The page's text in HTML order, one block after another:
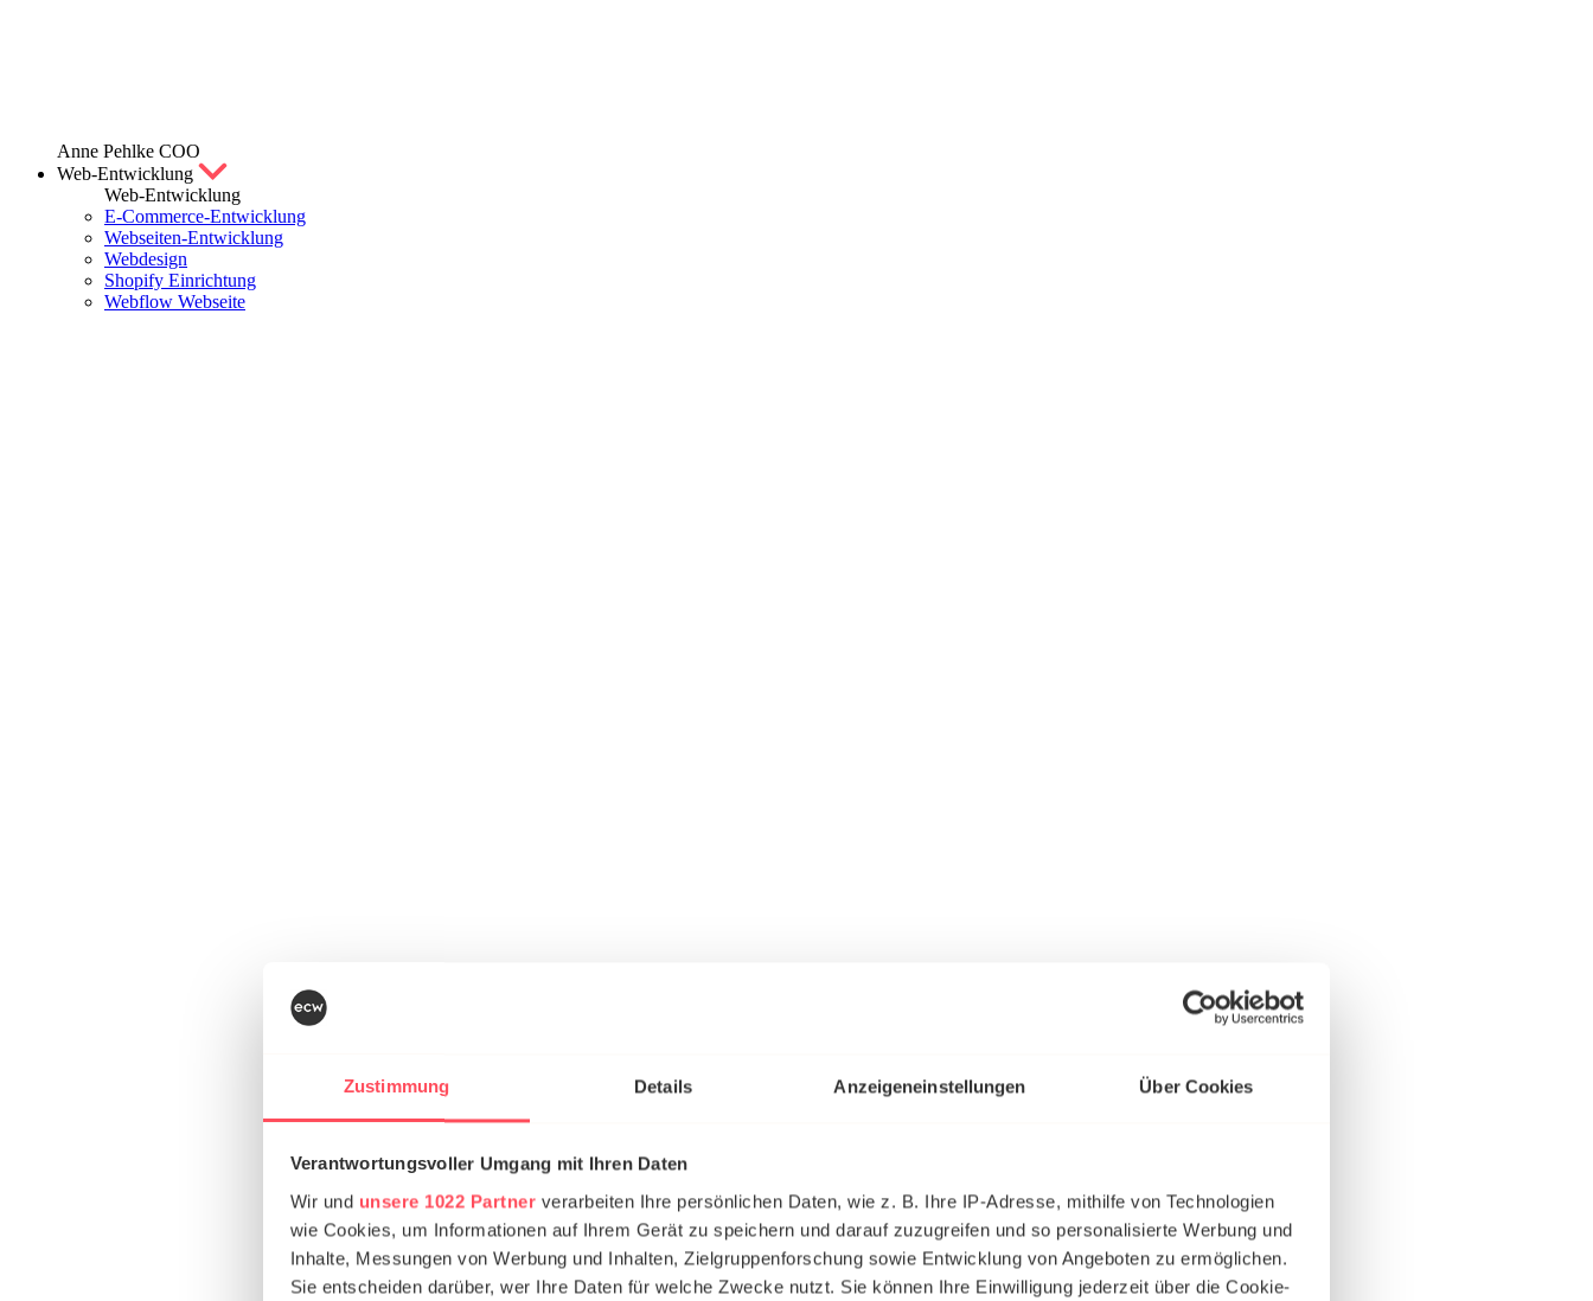
Zustimmung Details Anzeigeneinstellungen Über Cookies
Verantwortungsvoller Umgang mit Ihren Daten
Wir und unsere 1022 Partner verarbeiten Ihre persönlichen Daten, wie z. B. Ihre IP-Adresse, mithilfe von Technologien
wie Cookies, um Informationen auf Ihrem Gerät zu speichern und darauf zuzugreifen und so personalisierte Werbung und
Inhalte, Messungen von Werbung und Inhalten, Zielgruppenforschung sowie Entwicklung von Angeboten zu ermöglichen.
Sie entscheiden darüber, wer Ihre Daten für welche Zwecke nutzt. Sie können Ihre Einwilligung jederzeit über die Cookie-
Anne Pehlke COO
Web-Entwicklung
Web-Entwicklung
E-Commerce-Entwicklung
Webseiten-Entwicklung
Webdesign
Shopify Einrichtung
Webflow Webseite